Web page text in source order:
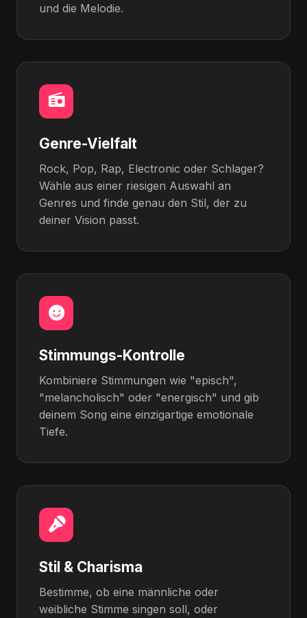
und die Melodie.
Genre-Vielfalt
Rock, Pop, Rap, Electronic oder Schlager?
Wähle aus einer riesigen Auswahl an
Genres und finde genau den Stil, der zu
deiner Vision passt.
Stimmungs-Kontrolle
Kombiniere Stimmungen wie "episch",
"melancholisch" oder "energisch" und gib
deinem Song eine einzigartige emotionale
Tiefe.
Stil & Charisma
Bestimme, ob eine männliche oder
weibliche Stimme singen soll, oder